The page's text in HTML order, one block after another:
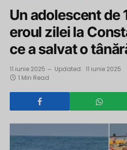
Un adolescent de
eroul zilei la
ce a salvat o
11 iunie 2025 Updated: 11 iunie 2025
1 Min Read